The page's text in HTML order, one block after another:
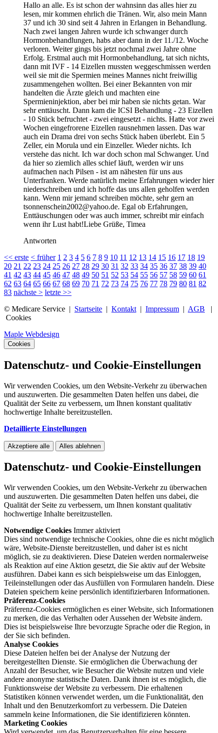
Hallo an alle. Es ist schon der wahnsinn das alles hier zu
lesen, mir kommen ehrlich die Tränen. Wir, also mein Mann
37 und ich 30 sind seit 4 Jahren in Erlangen in Behandlung.
Nach zwei langen Jahren wurde ich schwanger durch
Hormonbehandlungen, habs aber dann in der 11./12. Woche
verloren. Weiter gings bis jetzt nochmal zwei Jahre ohne
Erfolg. Erstmal auch mit Hormonbehandlung, tat sich nichts,
dann mit IVF - 14 Eizellen mussten weggeschmissen werden
weil sie mit die Spermien meines Mannes nicht freiwillig
zusammengehen wollten. Bei einer Bekannten von mir
handelten die Ärzte gleich und machten eine
Spermieninjektion, aber bei mir haben sie nichts getan. War
sehr enttäuscht. Dann kam die ICSI Behandlung - 23 Eizellen
- 10 Stück befruchtet - zwei eingesetzt - nichts. Hatte vor zwei
Wochen eingefrorene Eizellen rausnehmen lassen. Das war
auch ein Drama drei von sechs Stück haben überlebt. Ein 5
Zeller, ein Morula und ein Einzeller. Wieder nichts. Ich
verstehe das nicht. Ich war doch schon mal Schwanger. Und
da hier so ziemlich alles schief läuft, werden wir uns
aufmachen nach Pilsen - ist am nähesten für uns aus
Unterfranken. Werde natürlich meine Erfahrungen wieder hier
niederschreiben und ich hoffe das uns allen geholfen werden
kann. Wenn mir jemand schreiben möchte, sehr gern an
tsonnenschein2002@yahoo.de. Egal ob Erfahrungen,
Enttäuschungen oder was auch immer, schreibt mir einfach
wenn ihr Lust habt!Liebe Grüße, Timea
Antworten
<< erste < früher 1 2 3 4 5 6 7 8 9 10 11 12 13 14 15 16 17 18 19
20 21 22 23 24 25 26 27 28 29 30 31 32 33 34 35 36 37 38 39 40
41 42 43 44 45 46 47 48 49 50 51 52 53 54 55 56 57 58 59 60 61
62 63 64 65 66 67 68 69 70 71 72 73 74 75 76 77 78 79 80 81 82
83 nächste > letzte >>
© Medicare Service | Startseite | Kontakt | Impressum | AGB |
Cookies
Maple Webdesign
Cookies
Datenschutz- und Cookie-Einstellungen
Wir verwenden Cookies, um den Website-Verkehr zu überwachen
und auszuwerten. Die gesammelten Daten helfen uns dabei, die
Qualität der Seite zu verbessern, um Ihnen konstant qualitativ
hochwertige Inhalte bereitzustellen.
Detaillierte Einstellungen
Akzeptiere alle Alles ablehnen
Datenschutz- und Cookie-Einstellungen
Wir verwenden Cookies, um den Website-Verkehr zu überwachen
und auszuwerten. Die gesammelten Daten helfen uns dabei, die
Qualität der Seite zu verbessern, um Ihnen konstant qualitativ
hochwertige Inhalte bereitzustellen.
Notwendige Cookies Immer aktiviert
Dies sind notwendige technische Cookies, ohne die es nicht möglich
wäre, Website-Dienste bereitzustellen, und daher ist es nicht
möglich, sie zu deaktivieren. Diese Dateien werden normalerweise
als Reaktion auf eine Aktion gesetzt, die Sie aktiv auf der Website
ausführen. Dabei kann es sich beispielsweise um das Einloggen,
Teileinstellungen oder das Ausfüllen von Formularen handeln. Diese
Dateien speichern keine persönlich identifizierbaren Informationen.
Präferenz-Cookies
Präferenz-Cookies ermöglichen es einer Website, sich Informationen
zu merken, die das Verhalten oder Aussehen der Website ändern.
Dies ist beispielsweise Ihre bevorzugte Sprache oder die Region, in
der Sie sich befinden.
Analyse Cookies
Diese Dateien helfen bei der Analyse der Nutzung der
bereitgestellten Dienste. Sie ermöglichen die Überwachung der
Anzahl der Besucher, wie Besucher die Website nutzen und viele
andere anonyme statistische Daten. Dank ihnen ist es möglich, die
Funktionsweise der Website zu verbessern. Die erhaltenen
Statistiken können verwendet werden, um die Funktionalität, den
Inhalt und den Benutzerkomfort zu verbessern. Die Dateien
sammeln keine Informationen, die Sie identifizieren könnten.
Marketing Cookies